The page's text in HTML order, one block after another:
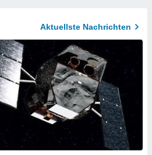
Aktuellste Nachrichten